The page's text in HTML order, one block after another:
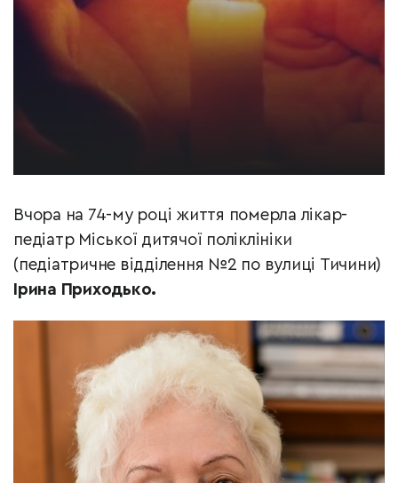
Вчора на 74-му році життя померла лікар-
педіатр Міської дитячої поліклініки
(педіатричне відділення №2 по вулиці Тичини)
Ірина Приходько.